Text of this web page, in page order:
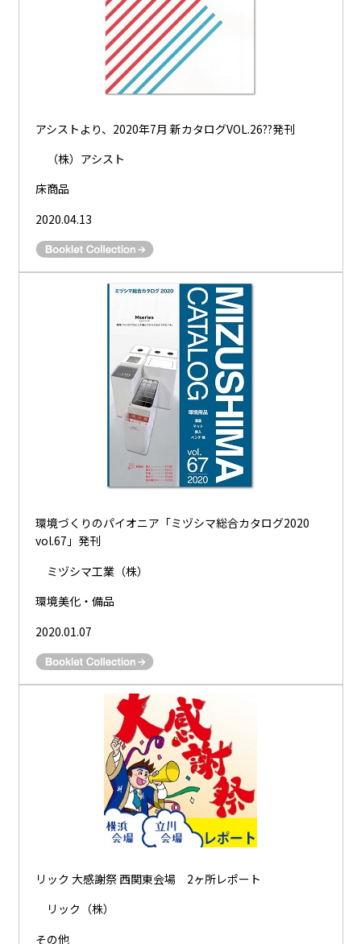
アシストより、2020年7月 新カタログVOL.26??発刊
（株）アシスト
床商品
2020.04.13
環境づくりのパイオニア「ミヅシマ総合カタログ2020
vol.67」発刊
ミヅシマ工業（株）
環境美化・備品
2020.01.07
リック 大感謝祭 西関東会場 2ヶ所レポート
リック（株）
その他